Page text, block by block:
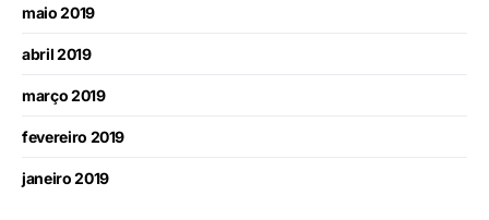
maio 2019
abril 2019
março 2019
fevereiro 2019
janeiro 2019